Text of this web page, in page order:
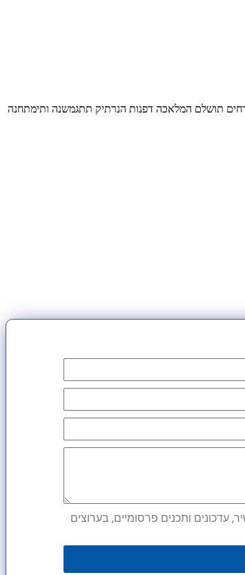
תושלם המלאכה דפנות הנרתיק תתגמשנה ותימתחנה
עדכונים ותכנים פרסומיים, בערוצים